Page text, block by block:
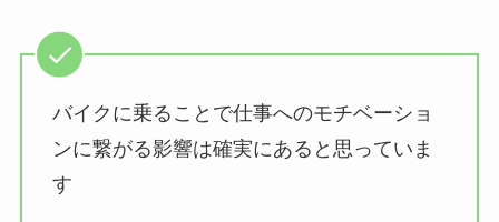
バイクに乗ることで仕事へのモチベーショ
ンに繋がる影響は確実にあると思っていま
す